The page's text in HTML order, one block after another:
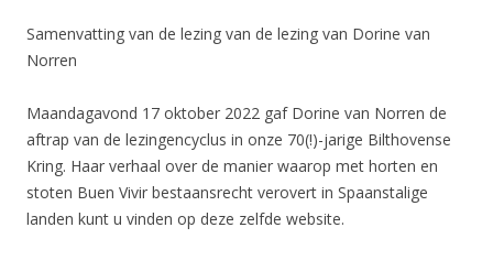
Samenvatting van de lezing van de lezing van Dorine van
Norren
Maandagavond 17 oktober 2022 gaf Dorine van Norren de
aftrap van de lezingencyclus in onze 70(!)-jarige Bilthovense
Kring. Haar verhaal over de manier waarop met horten en
stoten Buen Vivir bestaansrecht verovert in Spaanstalige
landen kunt u vinden op deze zelfde website.